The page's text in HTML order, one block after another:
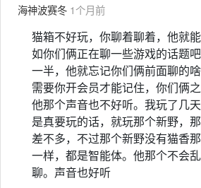
海神波赛冬 1个月前
猫箱不好玩，你聊着聊着，他就
如你们俩正在聊一些游戏的话题
一半，他就忘记你们俩前面聊的
需要你开会员才能记住，你们俩
他那个声音也不好听。我玩了几
是真要玩的话，就玩那个新野，
差不多，不过那个新野没有猫香
一样，都是智能体。他那个不会
聊。声音也好听